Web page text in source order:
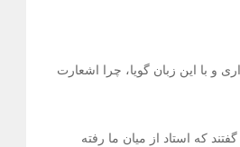
و با این زبان گویا، چرا اشعارت
که استاد از میان ما رفته